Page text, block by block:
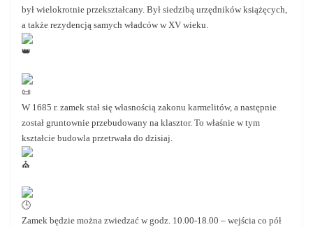
był wielokrotnie przekształcany. Był siedzibą urzędników książęcych,
a także rezydencją samych władców w XV wieku.
W 1685 r. zamek stał się własnością zakonu karmelitów, a następnie
został gruntownie przebudowany na klasztor. To właśnie w tym
kształcie budowla przetrwała do dzisiaj.
Zamek będzie można zwiedzać w godz. 10.00-18.00 – wejścia co pół